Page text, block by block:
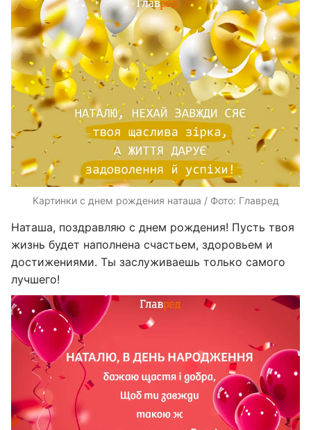
Картинки с днем рождения наташа / Фото: Главред
Наташа, поздравляю с днем рождения! Пусть твоя
жизнь будет наполнена счастьем, здоровьем и
достижениями. Ты заслуживаешь только самого
лучшего!